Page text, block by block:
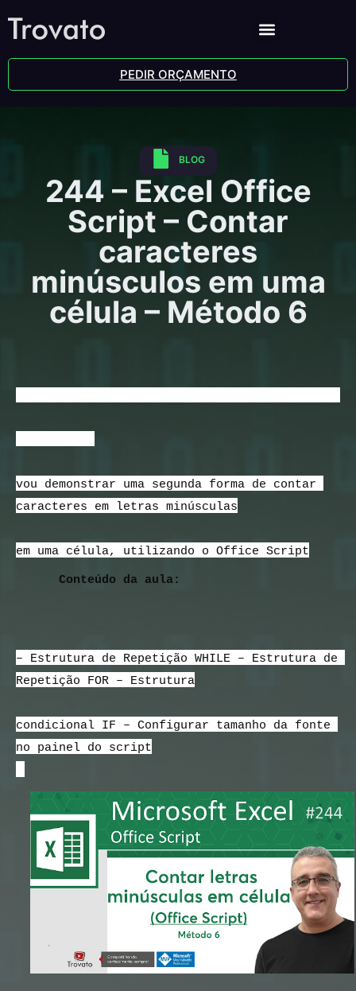
PEDIR ORÇAMENTO
BLOG
244 – Excel Office
Script – Contar
caracteres
minúsculos em uma
célula – Método 6
minúsculos em uma
célula – Método 6
vou demonstrar uma segunda forma de contar
caracteres em letras minúsculas
em uma célula, utilizando o Office Script
Conteúdo da aula:
– Estrutura de Repetição WHILE – Estrutura de
Repetição FOR – Estrutura
condicional IF – Configurar tamanho da fonte
no painel do script